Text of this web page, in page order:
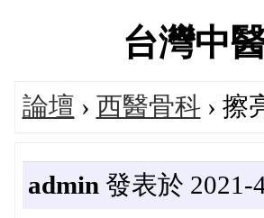
台灣中
論壇 › 西醫骨科 › 擦
admin 發表於 2021-